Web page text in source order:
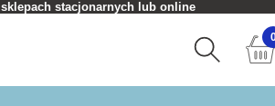
stacjonarnych lub online